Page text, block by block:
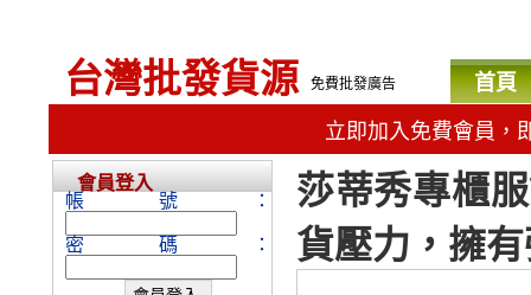
台灣批發貨源 免費批發廣告 首頁
立即加入免費會員，
莎蒂秀專櫃
貨壓力，擁
會員登入
帳號：
密碼：